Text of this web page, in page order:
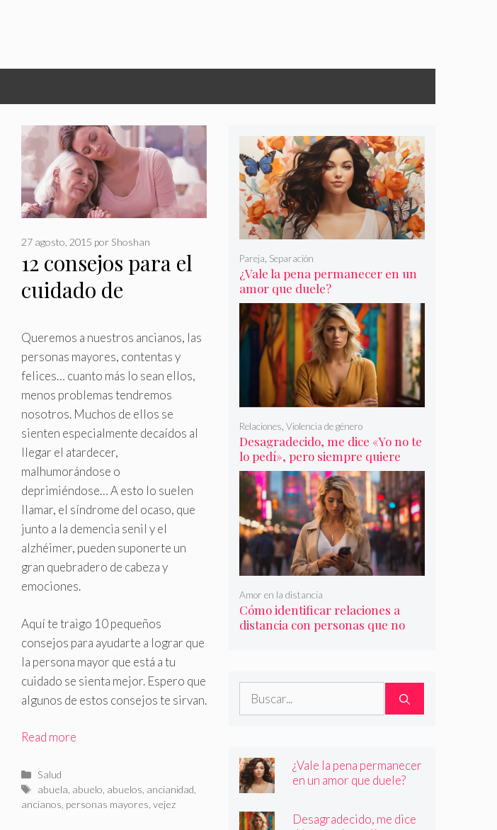
12 consejos para el
cuidado de
27 agosto, 2015 por Shoshan
Queremos a nuestros ancianos, las
personas mayores, contentas y
felices… cuanto más lo sean ellos,
menos problemas tendremos
nosotros. Muchos de ellos se
sienten especialmente decaídos al
llegar el atardecer,
malhumorándose o
deprimiéndose… A esto lo suelen
llamar, el síndrome del ocaso, que
junto a la demencia senil y el
alzhéimer, pueden suponerte un
gran quebradero de cabeza y
emociones.
Aquí te traigo 10 pequeños
consejos para ayudarte a lograr que
la persona mayor que está a tu
cuidado se sienta mejor. Espero que
algunos de estos consejos te sirvan.
Read more
Categorías
Salud
Etiquetas
abuela abuelo abuelos ancianidad
ancianos personas mayores vejez
¿Vale la pena permanecer en un
amor que duele?
Pareja Separación
Desagradecido, me dice «Yo no te
lo pedí», pero siempre quiere
más
Relaciones, Violencia de género
Cómo identificar relaciones a
distancia con personas que no
Amor en la distancia
Buscar:
¿Vale la pena permanecer
en un amor que duele?
Desagradecido, me dice